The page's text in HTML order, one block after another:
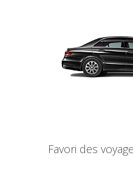
Favori des